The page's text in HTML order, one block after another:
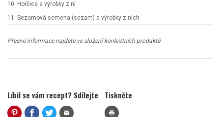
10. Hořčice a výrobky z ní
11. Sezamová semena (sezam) a výrobky z nich
Přesné informace najdete ve složení konkrétních produktů
Líbil se vám recept? Sdílejte
mail
Tiskněte
print